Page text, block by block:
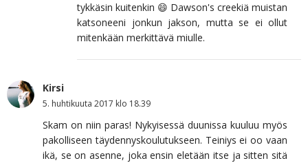
tykkäsin kuitenkin 😄 Dawson's creekiä muistan
katsoneeni jonkun jakson, mutta se ei ollut
mitenkään merkittävä miulle.
Kirsi
5. huhtikuuta 2017 klo 18.39
Skam on niin paras! Nykyisessä duunissa kuuluu myös
pakolliseen täydennyskoulutukseen. Teiniys ei oo vaan
ikä, se on asenne, joka ensin eletään itse ja sitten sitä